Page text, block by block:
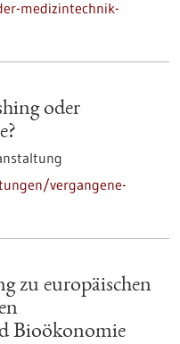
medizintechnik-
oder
vergangene-
zu europäischen
Bioökonomie